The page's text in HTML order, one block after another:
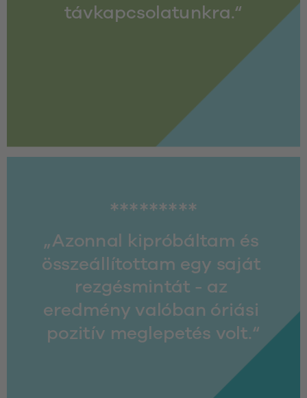
távkapcsolatunkra.“
*********
„Azonnal kipróbáltam és
összeállítottam egy saját
rezgésmintát - az
eredmény valóban óriási
pozitív meglepetés volt.“